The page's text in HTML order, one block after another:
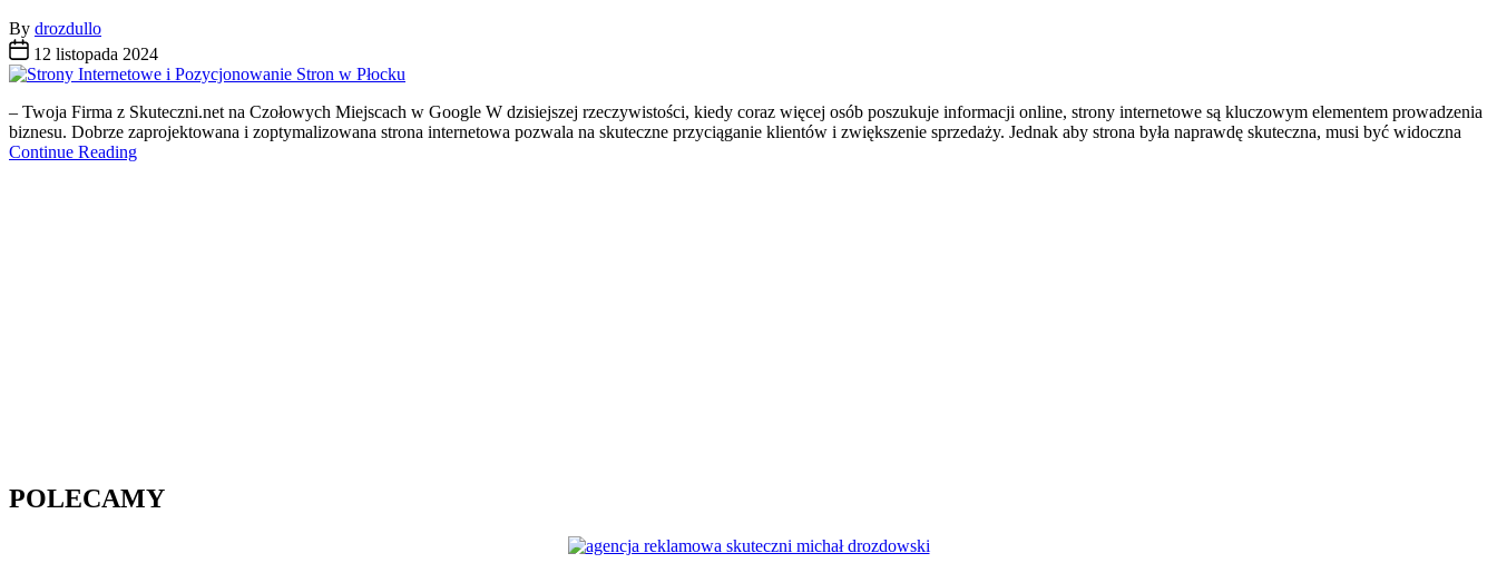
By drozdullo
12 listopada 2024
– Twoja Firma z Skuteczni.net na Czołowych Miejscach w Google W dzisiejszej rzeczywistości, kiedy coraz więcej osób poszukuje informacji online, strony internetowe są kluczowym elementem prowadzenia
biznesu. Dobrze zaprojektowana i zoptymalizowana strona internetowa pozwala na skuteczne przyciąganie klientów i zwiększenie sprzedaży. Jednak aby strona była naprawdę skuteczna, musi być widoczna
Continue Reading
POLECAMY